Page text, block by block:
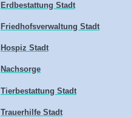
Erdbestattung Stadt
Friedhofsverwaltung Stadt
Hospiz Stadt
Nachsorge
Tierbestattung Stadt
Trauerhilfe Stadt